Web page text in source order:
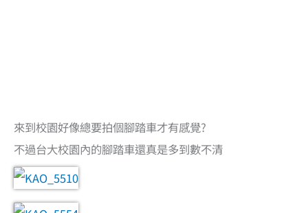
來到校園好像總要拍個腳踏車才有感覺?
不過台大校園內的腳踏車還真是多到數不清